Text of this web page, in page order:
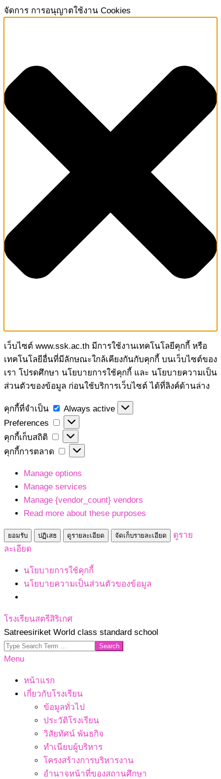
จัดการ การอนุญาตใช้งาน Cookies
เว็บไซต์ www.ssk.ac.th มีการใช้งานเทคโนโลยีคุกกี้ หรือ
เทคโนโลยีอื่นที่มีลักษณะใกล้เคียงกันกับคุกกี้ บนเว็บไซต์ของ
เรา โปรดศึกษา นโยบายการใช้คุกกี้ และ นโยบายความเป็น
ส่วนตัวของข้อมูล ก่อนใช้บริการเว็บไซต์ ได้ที่ลิงค์ด้านล่าง
คุกกี้ที่จำเป็น
คุกกี้
ที่
จำเป็น
Always active
Preferences
Preferences
คุกกี้เก็บสถิติ
คุกกี้
เก็บ
คุกกี้การตลาด
คุกกี้
ตลาด
Manage options
Manage services
Manage {vendor_count} vendors
Read more about these purposes
ยอมรับ ปฏิเสธ ดูรายละเอียด จัดเก็บรายละเอียด
ดูราย
ละเอียด
นโยบายการใช้คุกกี้
นโยบายความเป็นส่วนตัวของข้อมูล
Skip
to
content
โรงเรียนสตรีสิริเกศ
Satreesiriket World class standard school
Search
Primary
Menu
หน้าแรก
เกี่ยวกับโรงเรียน
ข้อมูลทั่วไป
ประวัติโรงเรียน
วิสัยทัศน์ พันธกิจ
ทำเนียบผู้บริหาร
โครงสร้างการบริหารงาน
อำนาจหน้าที่ของสถานศึกษา